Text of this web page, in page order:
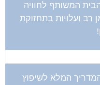
המשותף לחוויה
רב ועלויות בתחזוקת
המלא לשיפוץ